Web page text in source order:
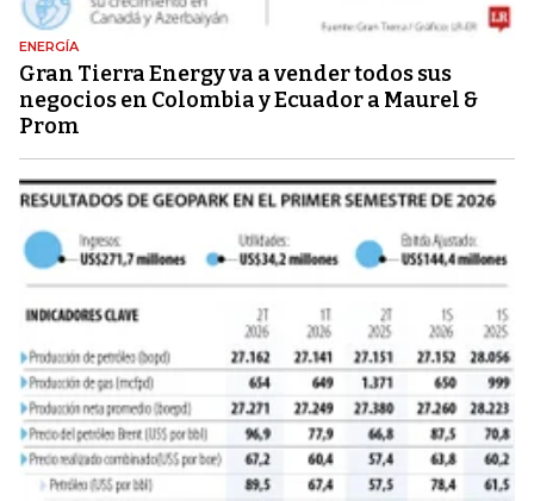
ENERGÍA
Gran Tierra Energy va a vender todos sus
negocios en Colombia y Ecuador a Maurel &
Prom